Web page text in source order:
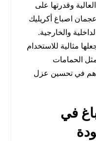
وقدرتها على
اصباغ أكريليك
والخارجية.
مثالية للاستخدام
الحمامات
في تحسين عزل
في